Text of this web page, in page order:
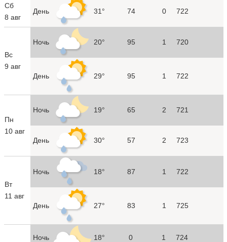
Сб
8 авг
День 31° 74 0 722
Вс
9 авг
Ночь 20° 95 1 720
День 29° 95 1 722
Пн
10 авг
Ночь 19° 65 2 721
День 30° 57 2 723
Вт
11 авг
Ночь 18° 87 1 722
День 27° 83 1 725
Ночь 18° 0 1 724